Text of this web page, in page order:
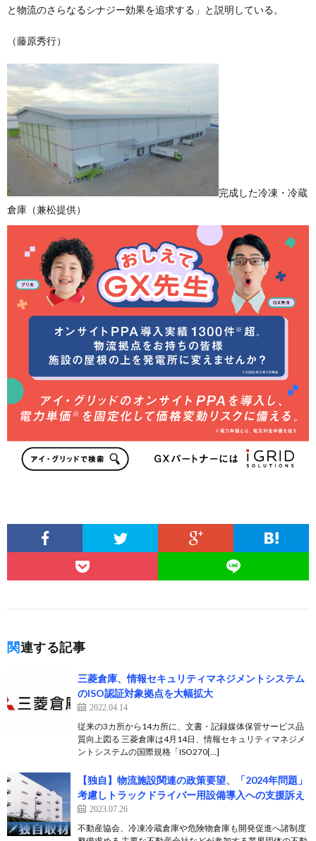
と物流のさらなるシナジー効果を追求する」と説明している。
（藤原秀行）
完成した冷凍・冷蔵
倉庫（兼松提供）
関連する記事
三菱倉庫、情報セキュリティマネジメントシステム
のISO認証対象拠点を大幅拡大
2022.04.14
従来の3カ所から14カ所に、文書・記録媒体保管サービス品
質向上図る 三菱倉庫は4月14日、情報セキュリティマネジメ
ントシステムの国際規格「ISO270[…]
【独自】物流施設関連の政策要望、「2024年問題」
考慮しトラックドライバー用設備導入への支援訴え
2023.07.26
不動産協会、冷凍冷蔵倉庫や危険物倉庫も開発促進へ諸制度